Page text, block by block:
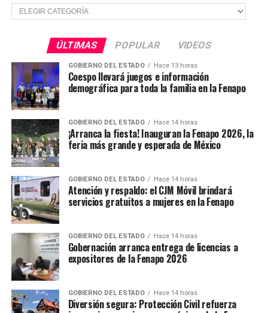
TEMAS RELACIONADOS
Recibió el sector agropecuario de SLP 66.7 mdp
NO TE PIERDAS
Con buenos resultados en promoción de derechos de las
personas con discapacidad
Secciones
ÚLTIMAS POPULAR VIDEOS
GOBIERNO DEL ESTADO Hace 13 horas
Coespo llevará juegos e información
demográfica para toda la familia en la Fenapo
GOBIERNO DEL ESTADO Hace 14 horas
¡Arranca la fiesta! Inauguran la Fenapo 2026, la
feria más grande y esperada de México
GOBIERNO DEL ESTADO Hace 14 horas
Atención y respaldo: el CJM Móvil brindará
servicios gratuitos a mujeres en la Fenapo
GOBIERNO DEL ESTADO Hace 14 horas
Gobernación arranca entrega de licencias a
expositores de la Fenapo 2026
GOBIERNO DEL ESTADO Hace 14 horas
Diversión segura: Protección Civil refuerza